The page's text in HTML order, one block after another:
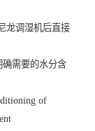
龙调湿机后直接
需要的水分含
of